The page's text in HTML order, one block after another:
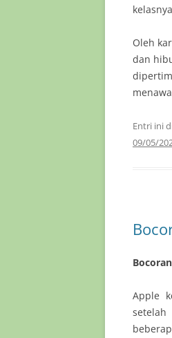
Oleh
dan
Entri ini
09/05/
Apple